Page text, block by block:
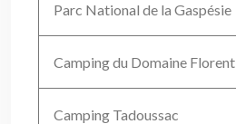
Parc National de la Gaspésie
Camping du Domaine Florent
Camping Tadoussac